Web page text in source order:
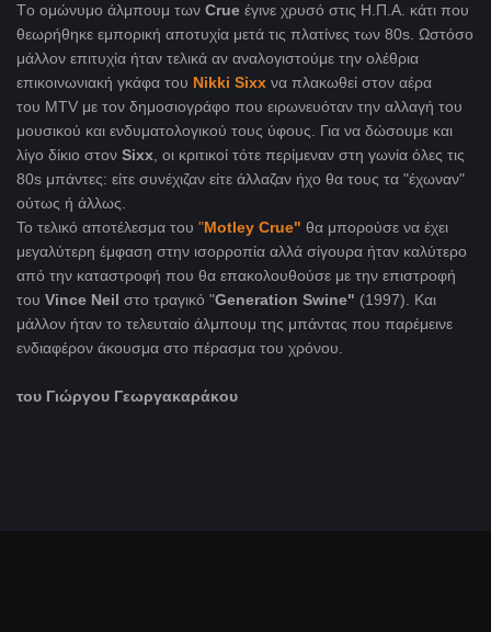
Tο ομώνυμο άλμπουμ των Crue έγινε χρυσό στις Η.Π.Α. κάτι που
θεωρήθηκε εμπορική αποτυχία μετά τις πλατίνες των 80s. Ωστόσο
μάλλον επιτυχία ήταν τελικά αν αναλογιστούμε την ολέθρια
επικοινωνιακή γκάφα του Nikki Sixx να πλακωθεί στον αέρα
του MTV με τον δημοσιογράφο που ειρωνευόταν την αλλαγή του
μουσικού και ενδυματολογικού τους ύφους. Για να δώσουμε και
λίγο δίκιο στον Sixx , οι κριτικοί τότε περίμεναν στη γωνία όλες τις
80s μπάντες: είτε συνέχιζαν είτε άλλαζαν ήχο θα τους τα "έχωναν"
ούτως ή άλλως.
Το τελικό αποτέλεσμα του "Motley Crue" θα μπορούσε να έχει
μεγαλύτερη έμφαση στην ισορροπία αλλά σίγουρα ήταν καλύτερο
από την καταστροφή που θα επακολουθούσε με την επιστροφή
του Vince Neil στο τραγικό "Generation Swine" (1997). Και
μάλλον ήταν το τελευταίο άλμπουμ της μπάντας που παρέμεινε
ενδιαφέρον άκουσμα στο πέρασμα του χρόνου.
του Γιώργου Γεωργακαράκου